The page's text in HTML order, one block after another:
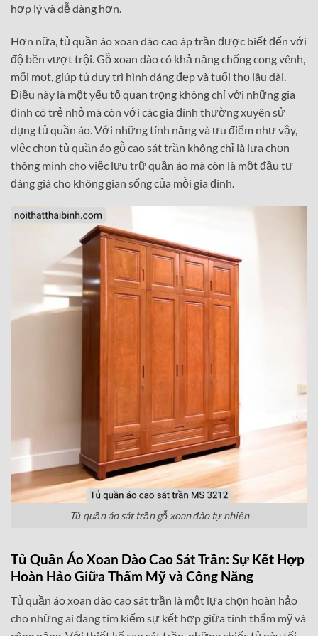
hợp lý và dễ dàng hơn.
Hơn nữa, tủ quần áo xoan dào cao áp trần được biết đến với
độ bền vượt trội. Gỗ xoan dào có khả năng chống cong vênh,
mối mọt, giúp tủ duy trì hình dáng đẹp và tuổi thọ lâu dài.
Điều này là một yếu tố quan trọng không chỉ với những gia
đình có trẻ nhỏ mà còn với các gia đình thường xuyên sử
dụng tủ quần áo. Với những tính năng và ưu điểm như vậy,
việc chọn tủ quần áo gỗ cao sát trần không chỉ là lựa chọn
thông minh cho việc lưu trữ quần áo mà còn là một đầu tư
đáng giá cho không gian sống của mỗi gia đình.
Tủ quần áo sát trần gỗ xoan đào tự nhiên
Tủ Quần Áo Xoan Dào Cao Sát Trần: Sự Kết Hợp
Hoàn Hảo Giữa Thẩm Mỹ và Công Năng
Tủ quần áo xoan dào cao sát trần là một lựa chọn hoàn hảo
cho những ai đang tìm kiếm sự kết hợp giữa tính thẩm mỹ và